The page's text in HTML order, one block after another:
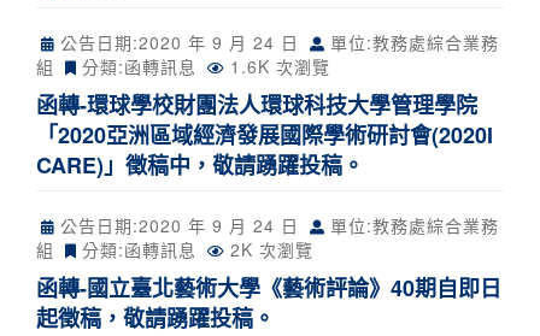
公告日期:2020 年 9 月 24 日
單位:教務處綜合業務
組
分類:函轉訊息 1.6K 次瀏覽
函轉-環球學校財團法人環球科技大學管理學院
「2020亞洲區域經濟發展國際學術研討會(2020I
CARE)」徵稿中，敬請踴躍投稿。
公告日期:2020 年 9 月 24 日
單位:教務處綜合業務
組
分類:函轉訊息 2K 次瀏覽
函轉-國立臺北藝術大學《藝術評論》40期自即日
起徵稿，敬請踴躍投稿。